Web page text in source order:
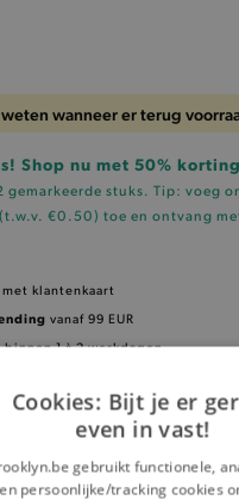
weten wanneer er terug
Shop nu met 50%
gemarkeerde stuks. Tip: voeg
€0.50) toe en ontvang
met klantenkaart
vanaf 99 EUR
1 à 2 werkdagen
Cookies: Bijt je er
even in vast!
gebruikt functionele,
en persoonlijke/tracking cookies